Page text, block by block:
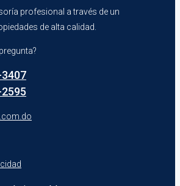
profesional a través de un
de alta calidad.